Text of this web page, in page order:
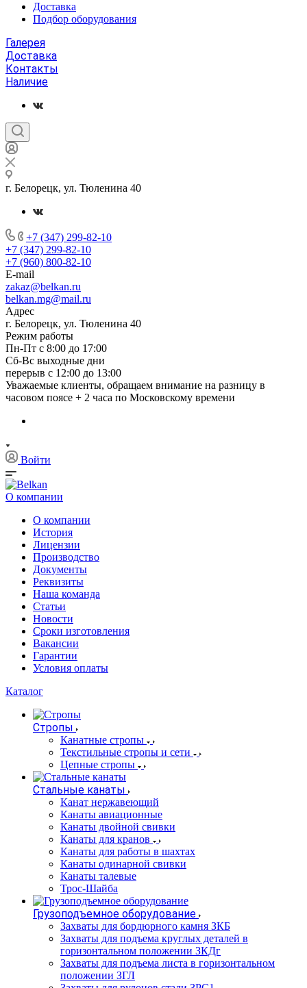
Доставка
Подбор оборудования
Галерея
Доставка
Контакты
Наличие
г. Белорецк, ул. Тюленина 40
+7 (347) 299-82-10
+7 (347) 299-82-10
+7 (960) 800-82-10
E-mail
zakaz@belkan.ru
belkan.mg@mail.ru
Адрес
г. Белорецк, ул. Тюленина 40
Режим работы
Пн-Пт с 8:00 до 17:00
Сб-Вс выходные дни
перерыв с 12:00 до 13:00
Уважаемые клиенты, обращаем внимание на разницу в
часовом поясе + 2 часа по Московскому времени
Войти
О компании
О компании
История
Лицензии
Производство
Документы
Реквизиты
Наша команда
Статьи
Новости
Сроки изготовления
Вакансии
Гарантии
Условия оплаты
Каталог
Стропы
Канатные стропы
Текстильные стропы и сети
Цепные стропы
Стальные канаты
Канат нержавеющий
Канаты авиационные
Канаты двойной свивки
Канаты для кранов
Канаты для работы в шахтах
Канаты одинарной свивки
Канаты талевые
Трос-Шайба
Грузоподъемное оборудование
Захваты для бордюрного камня ЗКБ
Захваты для подъема круглых деталей в
горизонтальном положении ЗКДг
Захваты для подъема листа в горизонтальном
положении ЗГЛ